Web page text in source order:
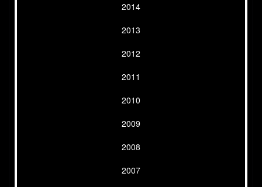
2014
2013
2012
2011
2010
2009
2008
2007